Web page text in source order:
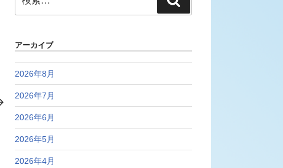
索:
索
アーカイブ
2026年8月
2026年7月
2026年6月
2026年5月
2026年4月